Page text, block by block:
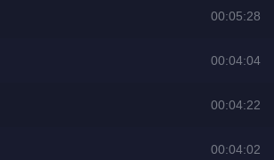
00:05:28
00:04:04
00:04:22
00:04:02